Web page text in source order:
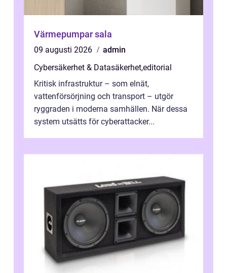
Värmepumpar sala
09 augusti 2026
admin
Cybersäkerhet & Datasäkerhet,editorial
Kritisk infrastruktur – som elnät,
vattenförsörjning och transport – utgör
ryggraden i moderna samhällen. När dessa
system utsätts för cyberattacker...